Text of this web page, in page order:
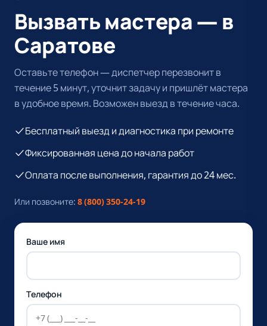
Вызвать мастера — в
Саратове
Оставьте телефон — диспетчер перезвонит в
течение 5 минут, уточнит задачу и пришлёт мастера
в удобное время. Возможен выезд в течение часа.
Бесплатный выезд и диагностика при ремонте
Фиксированная цена до начала работ
Оплата после выполнения, гарантия до 24 мес.
Или позвоните: 8 (800) 350-24-19
Ваше имя
Телефон